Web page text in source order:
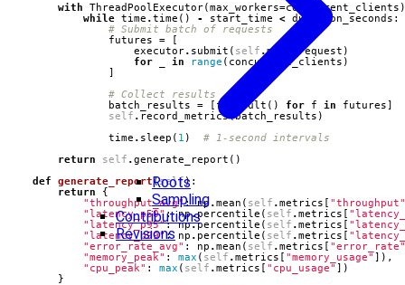
Roots
Sampling
Contributions
Revisions
with
ThreadPoolExecutor(max_workers=concurrent_clients )
while time .time () - start_time < duration_seconds :
# Submit batch of requests
futures
=
[
executor. submit ( self .make_request )
for
in range ( concurrent_clients )
]
# Collect results
batch_results
= [ f result () for f in futures]
self . record_metrics (batch_results )
time . sleep ( 1 )
# 1-second intervals
return
self .generate_report ()
def
generate_report (self):
return
{
"throughput_avg": np.mean ( self .metrics [ "throughput"
"latency_p50": np.percentile ( self .metrics [
"latency_p95": np.percentile ( self .metrics [
"latency_p99": np . percentile ( self .metrics [
"error_rate_avg" : np .mean ( self .metrics [ "error_rate"
"memory_peak" : max ( self .metrics [ "memory_usage" ]),
"cpu_peak" : max ( self .metrics [ "cpu_usage" ])
}